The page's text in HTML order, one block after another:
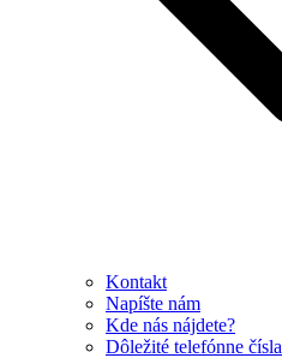
Kontakt
Napíšte nám
Kde nás nájdete?
Dôležité telefónne čísla